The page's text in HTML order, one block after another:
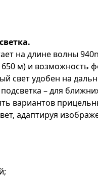
на длине волны
м) и возможность
свет удобен на
– для
вариантов
адаптируя